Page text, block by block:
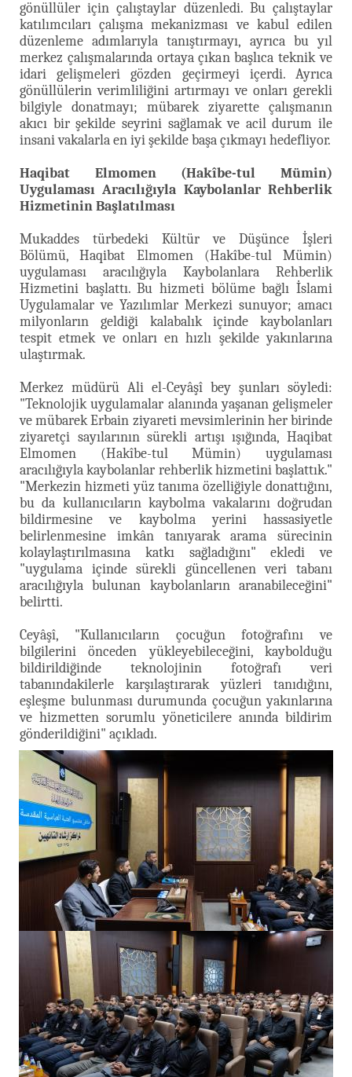
gönüllüler için çalıştaylar düzenledi. Bu çalıştaylar
katılımcıları çalışma mekanizması ve kabul edilen
düzenleme adımlarıyla tanıştırmayı, ayrıca bu yıl
merkez çalışmalarında ortaya çıkan başlıca teknik ve
idari gelişmeleri gözden geçirmeyi içerdi. Ayrıca
gönüllülerin verimliliğini artırmayı ve onları gerekli
bilgiyle donatmayı; mübarek ziyarette çalışmanın
akıcı bir şekilde seyrini sağlamak ve acil durum ile
insani vakalarla en iyi şekilde başa çıkmayı hedefliyor.
Haqibat Elmomen (Hakîbe-tul Mümin)
Uygulaması Aracılığıyla Kaybolanlar Rehberlik
Hizmetinin Başlatılması
Mukaddes türbedeki Kültür ve Düşünce İşleri
Bölümü, Haqibat Elmomen (Hakîbe-tul Mümin)
uygulaması aracılığıyla Kaybolanlara Rehberlik
Hizmetini başlattı. Bu hizmeti bölüme bağlı İslami
Uygulamalar ve Yazılımlar Merkezi sunuyor; amacı
milyonların geldiği kalabalık içinde kaybolanları
tespit etmek ve onları en hızlı şekilde yakınlarına
ulaştırmak.
Merkez müdürü Ali el-Ceyâşî bey şunları söyledi:
"Teknolojik uygulamalar alanında yaşanan gelişmeler
ve mübarek Erbain ziyareti mevsimlerinin her birinde
ziyaretçi sayılarının sürekli artışı ışığında, Haqibat
Elmomen (Hakîbe-tul Mümin) uygulaması
aracılığıyla kaybolanlar rehberlik hizmetini başlattık."
"Merkezin hizmeti yüz tanıma özelliğiyle donattığını,
bu da kullanıcıların kaybolma vakalarını doğrudan
bildirmesine ve kaybolma yerini hassasiyetle
belirlenmesine imkân tanıyarak arama sürecinin
kolaylaştırılmasına katkı sağladığını" ekledi ve
"uygulama içinde sürekli güncellenen veri tabanı
aracılığıyla bulunan kaybolanların aranabileceğini"
belirtti.
Ceyâşî, "Kullanıcıların çocuğun fotoğrafını ve
bilgilerini önceden yükleyebileceğini, kaybolduğu
bildirildiğinde teknolojinin fotoğrafı veri
tabanındakilerle karşılaştırarak yüzleri tanıdığını,
eşleşme bulunması durumunda çocuğun yakınlarına
ve hizmetten sorumlu yöneticilere anında bildirim
gönderildiğini" açıkladı.